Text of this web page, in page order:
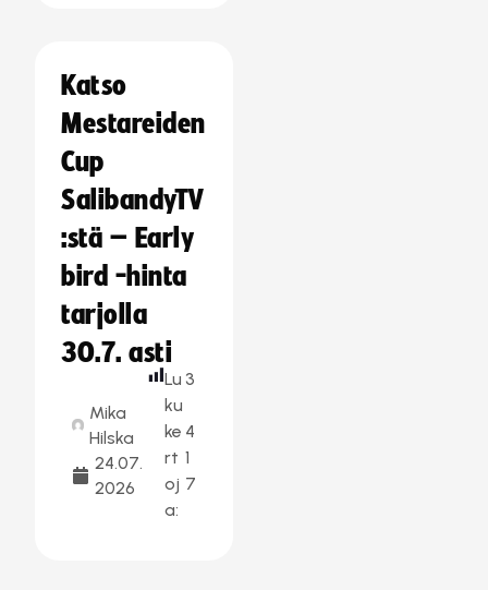
Katso
Mestareiden
Cup
SalibandyTV
:stä – Early
bird -hinta
tarjolla
30.7. asti
Mika
Hilska
24.07.
2026
Lu
ku
ke
rt
oj
a:
3
4
1
7